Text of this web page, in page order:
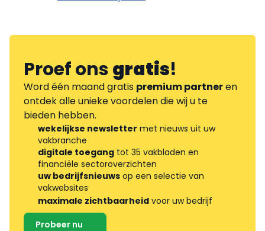
Proef onsgratis!
Word één maand gratis premium partneren
ontdek alle unieke voordelen die wij u te
bieden hebben.
wekelijkse newsletter met nieuws uit uw
vakbranche
digitale toegang tot 35 vakbladen en
financiële sectoroverzichten
uw bedrijfsnieuws op een selectie van
vakwebsites
maximale zichtbaarheid voor uw bedrijf
Probeer nu